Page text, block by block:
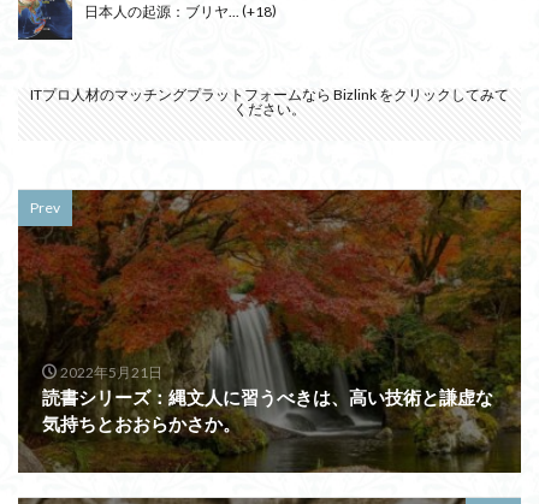
日本人の起源：ブリヤ... +18
ITプロ人材のマッチングプラットフォームなら Bizlink をクリックしてみて
ください。
Prev
2022年5月21日
読書シリーズ：縄文人に習うべきは、高い技術と謙虚な
気持ちとおおらかさか。